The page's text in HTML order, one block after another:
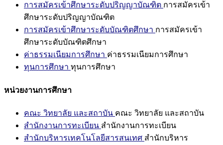
การสมัครเข้าศึกษาระดับปริญญาบัณฑิต การสมัครเข้า
ศึกษาระดับปริญญาบัณฑิต
การสมัครเข้าศึกษาระดับบัณฑิตศึกษา การสมัครเข้า
ศึกษาระดับบัณฑิตศึกษา
ค่าธรรมเนียมการศึกษา ค่าธรรมเนียมการศึกษา
ทุนการศึกษา ทุนการศึกษา
หน่วยงานการศึกษา
คณะ วิทยาลัย และสถาบัน คณะ วิทยาลัย และสถาบัน
สำนักงานการทะเบียน สำนักงานการทะเบียน
สำนักบริหารเทคโนโลยีสารสนเทศ สำนักบริหาร